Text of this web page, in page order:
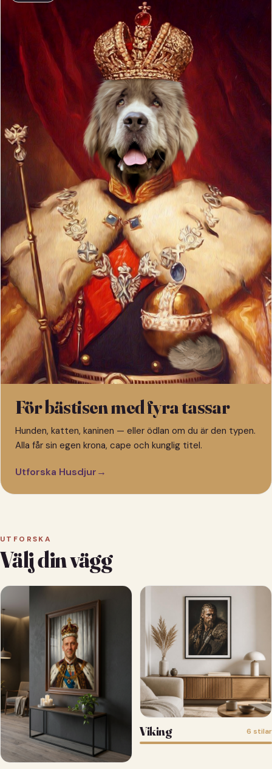
För bästisen med fyra tassar
Hunden, katten, kaninen — eller ödlan om du är den typen.
Alla får sin egen krona, cape och kunglig titel.
Utforska Husdjur→
UTFORSKA
Välj din vägg
Viking 6 stilar